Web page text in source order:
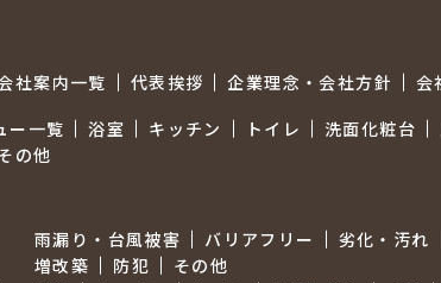
社案内一覧 代表挨拶 企業理念・会社方針 会
ー一覧 浴室 キッチン トイレ 洗面化粧台
の他
雨漏り・台風被害 バリアフリー 劣化・汚れ
増改築
防犯
その他